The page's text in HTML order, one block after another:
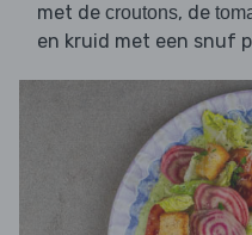
met de croutons, de
en kruid met een snuf